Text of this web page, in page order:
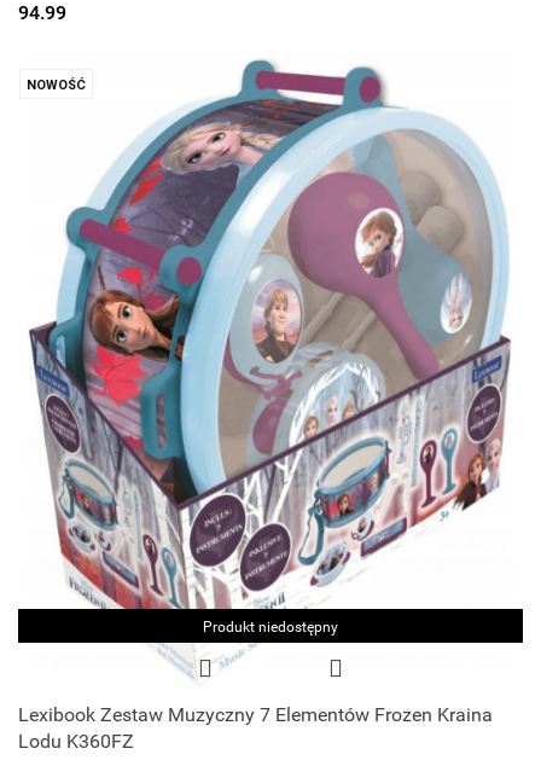
94.99
NOWOŚĆ
Produkt niedostępny
Lexibook Zestaw Muzyczny 7 Elementów Frozen Kraina
Lodu K360FZ